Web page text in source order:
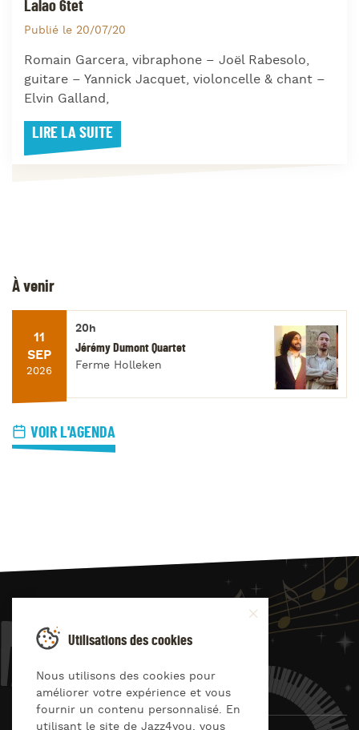
Lalao 6tet
Publié le 20/07/20
Romain Garcera, vibraphone – Joël Rabesolo,
guitare – Yannick Jacquet, violoncelle & chant –
Elvin Galland,
LIRE LA SUITE
À venir
11
SEP
2026
20h
Jérémy Dumont Quartet
Ferme Holleken
VOIR L'AGENDA
JAZZ4
Utilisations des cookies
Nous utilisons des cookies pour
améliorer votre expérience et vous
fournir un contenu personnalisé. En
utilisant le site de Jazz4you, vous